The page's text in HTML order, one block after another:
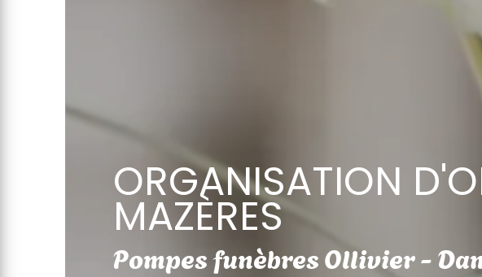
ORGANISATION
MAZÈRES
Pompes funèbres Ollivier -